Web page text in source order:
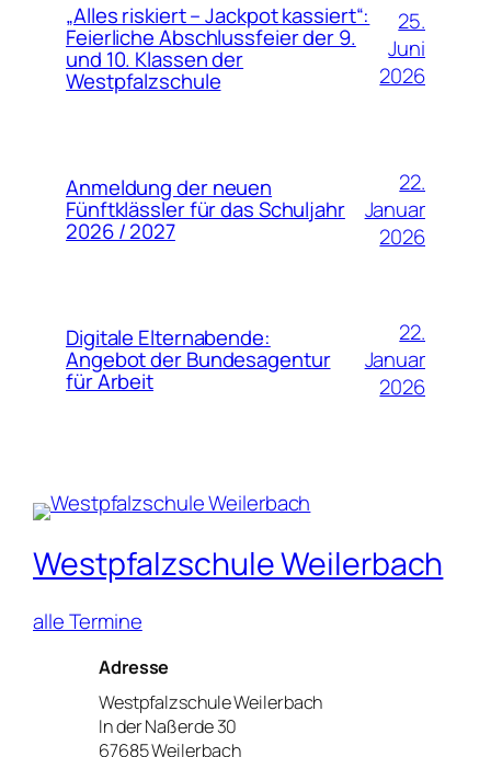
„Alles riskiert – Jackpot kassiert“:
Feierliche Abschlussfeier der 9.
und 10. Klassen der
Westpfalzschule
25.
Juni
2026
Anmeldung der neuen
Fünftklässler für das Schuljahr
2026 / 2027
22.
Januar
2026
Digitale Elternabende:
Angebot der Bundesagentur
für Arbeit
22.
Januar
2026
Westpfalzschule Weilerbach
alle Termine
Adresse
Westpfalzschule Weilerbach
In der Naßerde 30
67685 Weilerbach